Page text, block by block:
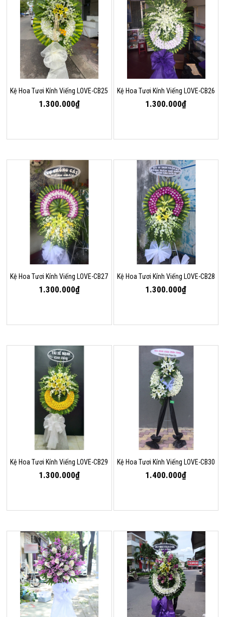
Kệ Hoa Tươi Kính Viếng LOVE-CB25
1.300.000₫
Kệ Hoa Tươi Kính Viếng LOVE-CB26
1.300.000₫
Kệ Hoa Tươi Kính Viếng LOVE-CB27
1.300.000₫
Kệ Hoa Tươi Kính Viếng LOVE-CB28
1.300.000₫
Kệ Hoa Tươi Kính Viếng LOVE-CB29
1.300.000₫
Kệ Hoa Tươi Kính Viếng LOVE-CB30
1.400.000₫